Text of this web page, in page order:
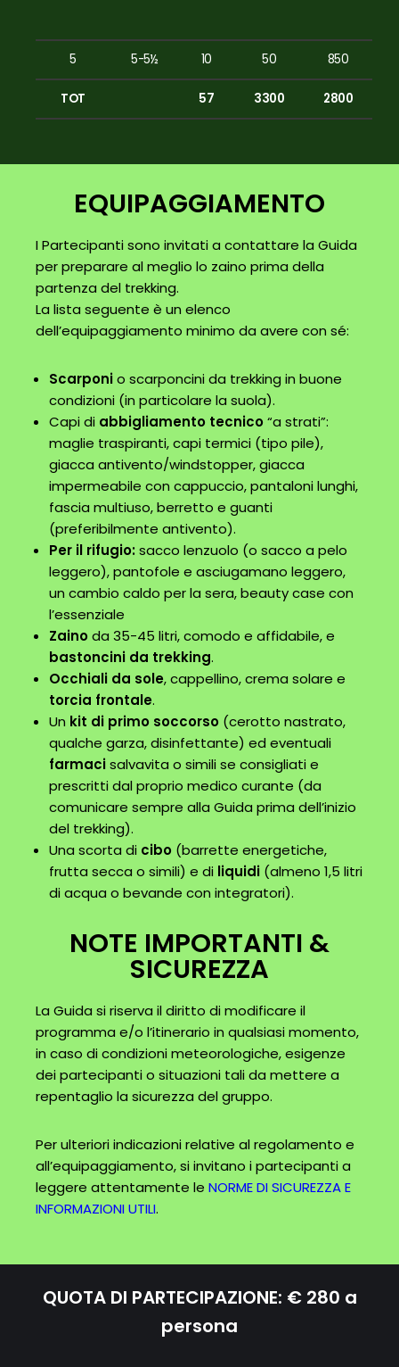
5 5-5½ 10 50 850
TOT 57 3300 2800
EQUIPAGGIAMENTO
I Partecipanti sono invitati a contattare la Guida
per preparare al meglio lo zaino prima della
partenza del trekking.
La lista seguente è un elenco
dell’equipaggiamento minimo da avere con sé:
Scarponio scarponcini da trekking in buone
condizioni (in particolare la suola).
Capi di abbigliamento tecnico“a strati”:
maglie traspiranti, capi termici (tipo pile),
giacca antivento/windstopper, giacca
impermeabile con cappuccio, pantaloni lunghi,
fascia multiuso, berretto e guanti
(preferibilmente antivento).
Per il rifugio:sacco lenzuolo (o sacco a pelo
leggero), pantofole e asciugamano leggero,
un cambio caldo per la sera, beauty case con
l’essenziale
Zainoda 35-45 litri, comodo e affidabile, e
bastoncini da trekking.
Occhiali da sole, cappellino, crema solare e
torcia frontale.
Un kit di primo soccorso (cerotto nastrato,
qualche garza, disinfettante) ed eventuali
farmacisalvavita o simili se consigliati e
prescritti dal proprio medico curante (da
comunicare sempre alla Guida prima dell’inizio
del trekking).
Una scorta di cibo (barrette energetiche,
frutta secca o simili) e di liquidi (almeno 1,5 litri
di acqua o bevande con integratori).
NOTE IMPORTANTI &
SICUREZZA
La Guida si riserva il diritto di modificare il
programma e/o l’itinerario in qualsiasi momento,
in caso di condizioni meteorologiche, esigenze
dei partecipanti o situazioni tali da mettere a
repentaglio la sicurezza del gruppo.
Per ulteriori indicazioni relative al regolamento e
all’equipaggiamento, si invitano i partecipanti a
leggere attentamente le NORME DI SICUREZZA E
INFORMAZIONI UTILI.
QUOTA DI PARTECIPAZIONE: € 280 a
persona